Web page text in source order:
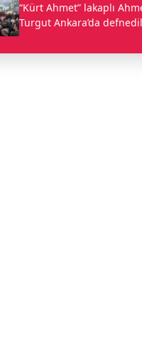
“Kürt Ahmet” lakaplı
Turgut Ankara’da